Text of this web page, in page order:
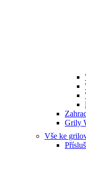
Grily
Vše ke